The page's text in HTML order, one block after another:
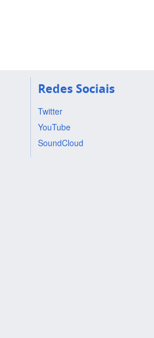
Redes Sociais
Twitter
YouTube
SoundCloud